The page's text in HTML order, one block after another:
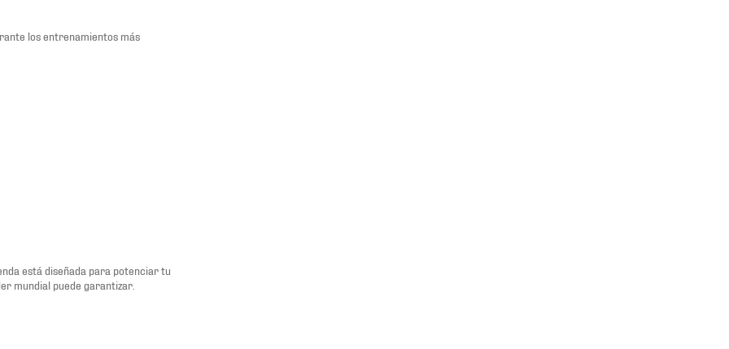
los entrenamientos más
está diseñada para potenciar tu
mundial puede garantizar.